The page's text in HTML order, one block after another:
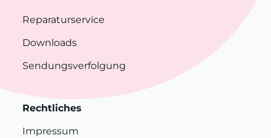
Reparaturservice
Downloads
Sendungsverfolgung
Rechtliches
Impressum